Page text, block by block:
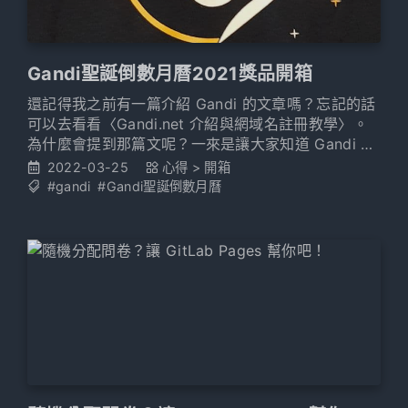
Gandi聖誕倒數月曆2021獎品開箱
還記得我之前有一篇介紹 Gandi 的文章嗎？忘記的話
可以去看看〈Gandi.net 介紹與網域名註冊教學〉。
為什麼會提到那篇文呢？一來是讓大家知道 Gandi 是
什麼，二來是該文其實有提到，示範註冊網域使用的
優惠券是活動的獎品，這次要分享的也是那時候的獎
2022-03-25 心得 > 開箱
#gandi #Gandi聖誕倒數月曆